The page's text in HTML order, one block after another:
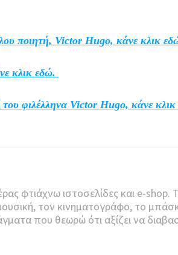
ποιητή, Victor Hugo, κάνε κλικ
κλικ εδώ.
του φιλέλληνα Victor Hugo, κάνε
φτιάχνω ιστοσελίδες και e-shop.
τον κινηματογράφο, το
που θεωρώ ότι αξίζει να